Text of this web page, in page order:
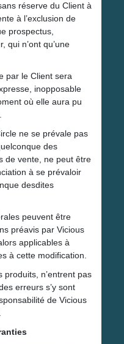
réserve du Client à
à l’exclusion de
prospectus,
qui n’ont qu’une
par le Client sera
inopposable
où elle aura pu
ne se prévale pas
des
de vente, ne peut être
à se prévaloir
desdites
peuvent être
préavis par Vicious
applicables à
à cette modification.
produits, n’entrent pas
erreurs s’y sont
de Vicious